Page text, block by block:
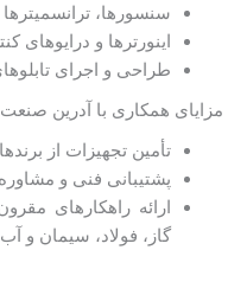
سنسورها،
اینورترها و درایوهای
طراحی و اجرای
مزایای همکاری با آدرین
تأمین تجهیزات از
پشتیبانی فنی و
ارائه راهکارهای
گاز، فولاد، سیمان و